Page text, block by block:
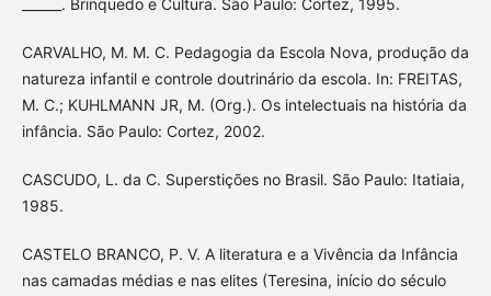
______. Brinquedo e Cultura. São Paulo: Cortez, 1995.
CARVALHO, M. M. C. Pedagogia da Escola Nova, produção da
natureza infantil e controle doutrinário da escola. In: FREITAS,
M. C.; KUHLMANN JR, M. (Org.). Os intelectuais na história da
infância. São Paulo: Cortez, 2002.
CASCUDO, L. da C. Superstições no Brasil. São Paulo: Itatiaia,
1985.
CASTELO BRANCO, P. V. A literatura e a Vivência da Infância
nas camadas médias e nas elites (Teresina, início do século